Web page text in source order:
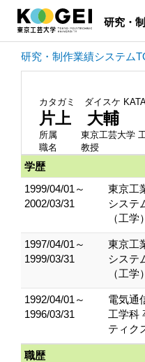
研究・
研究・制作業績システム
カタガミ ダイスケ
片上 大輔
所属
東京工芸大学
職名
教授
学歴
1999/04/01～
2002/03/31
東京工
システ
（工
1997/04/01～
1999/03/31
東京工
システ
（工
1992/04/01～
1996/03/31
電気通
工学科
ティク
職歴